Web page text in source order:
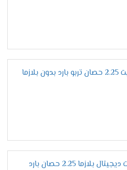
وعلشان كده وفرنا لكم تلك
من أفضل وأهم الخواص المتواجدة
على ضخ أيونات البلازما كلاستر
من الأتربة وأيضا يتم
فريش بروفيشنال
2024 ".
فريش بالجديد لأننا نهتم بكل ما
خاصية ميقات الايقاف /
سعر تكييف فريش سمارت ديجيتال بلازما 2.25 حصان بارد